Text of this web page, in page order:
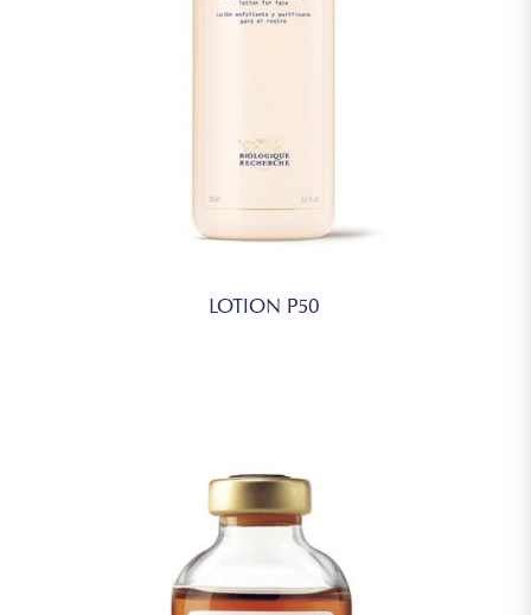
LOTION P50